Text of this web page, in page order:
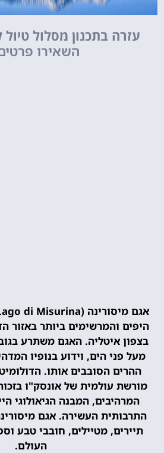
עזרה בתכנון מסלול טיול
השאירו
היפים והמרשימים ביותר באזור
מעל פני הים, וידוע בנופיו
ההרים הסובבים אותו.
מורשת עולמית של אונסק"ו
המרהיבים, המבנה הגיאולוגי
התרבותית העשירה. אגם
תיירים, מטיילים, חובבי טבע
העולם.